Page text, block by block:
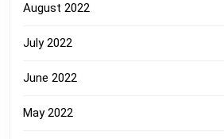
August 2022
July 2022
June 2022
May 2022